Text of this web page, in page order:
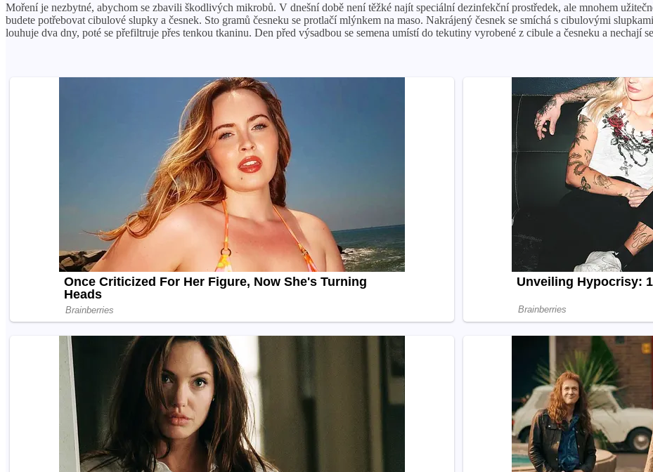
Moření je nezbytné, abychom se zbavili škodlivých mikrobů. V dnešní době není těžké najít speciální dezinfekční prostředek, ale mnohem
budete potřebovat cibulové slupky a česnek. Sto gramů česneku se protlačí mlýnkem na maso. Nakrájený česnek se smíchá s cibulovými
louhuje dva dny, poté se přefiltruje přes tenkou tkaninu. Den před výsadbou se semena umístí do tekutiny vyrobené z cibule a česneku a nechají